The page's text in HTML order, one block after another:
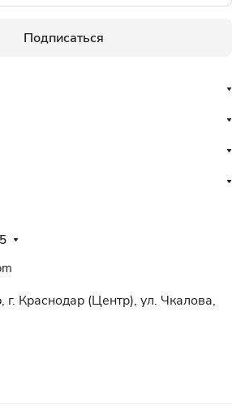
Подписаться
г. Краснодар (Центр), ул. Чкалова,